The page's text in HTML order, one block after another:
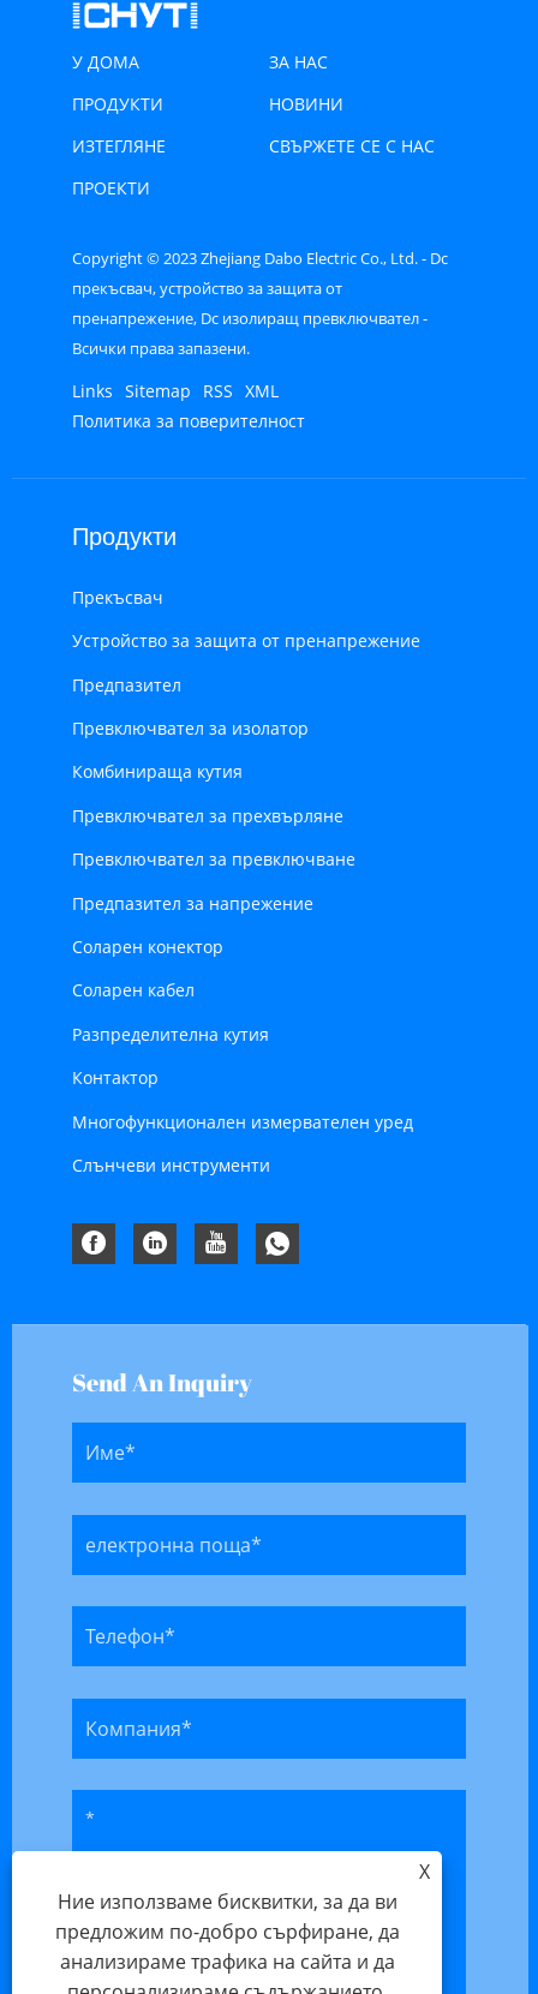
У ДОМА
ЗА НАС
ПРОДУКТИ
НОВИНИ
ИЗТЕГЛЯНЕ
СВЪРЖЕТЕ СЕ С НАС
ПРОЕКТИ
Copyright © 2023 Zhejiang Dabo Electric Co., Ltd. - Dc
прекъсвач, устройство за защита от
пренапрежение, Dc изолиращ превключвател -
Всички права запазени.
Links Sitemap RSS XML
Политика за поверителност
Продукти
Прекъсвач
Устройство за защита от пренапрежение
Предпазител
Превключвател за изолатор
Комбинираща кутия
Превключвател за прехвърляне
Превключвател за превключване
Предпазител за напрежение
Соларен конектор
Соларен кабел
Разпределителна кутия
Контактор
Многофункционален измервателен уред
Слънчеви инструменти
Send An Inquiry
X
Ние използваме бисквитки, за да ви
предложим по-добро сърфиране, да
анализираме трафика на сайта и да